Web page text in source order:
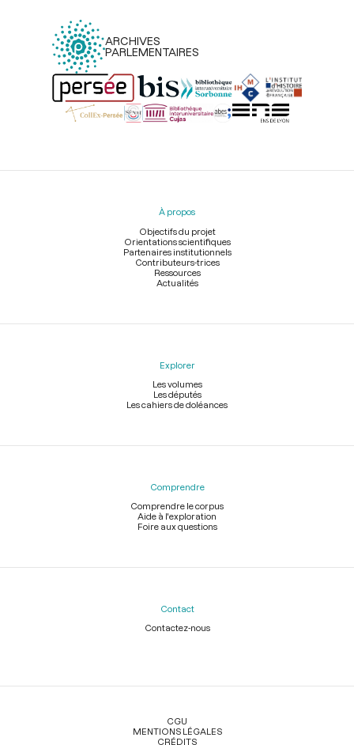
ARCHIVES
PARLEMENTAIRES
Menu
À propos
Objectifs du projet
Orientations scientifiques
Partenaires institutionnels
Contributeurs-trices
Ressources
Actualités
Explorer
Les volumes
Les députés
Les cahiers de doléances
Comprendre
Comprendre le corpus
Aide à l'exploration
Foire aux questions
Contact
Contactez-nous
Légal
CGU
MENTIONS LÉGALES
CRÉDITS